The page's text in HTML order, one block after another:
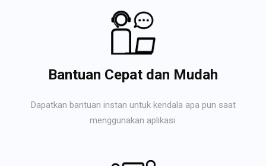
Bantuan Cepat dan Mudah
Dapatkan bantuan instan untuk kendala apa pun saat
menggunakan aplikasi.